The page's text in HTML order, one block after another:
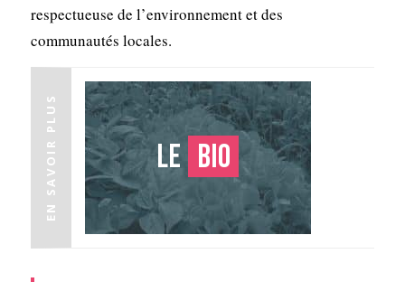
respectueuse de l’environnement et des
communautés locales.
EN SAVOIR PLUS Le bio